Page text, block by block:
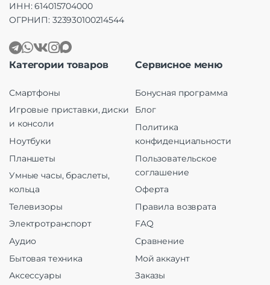
ИНН: 614015704000
ОГРНИП: 323930100214544
Категории товаров
Смартфоны
Игровые приставки, диски
и консоли
Ноутбуки
Планшеты
Умные часы, браслеты,
кольца
Телевизоры
Электротранспорт
Аудио
Бытовая техника
Аксессуары
Сервисное меню
Бонусная программа
Блог
Политика
конфиденциальности
Пользовательское
соглашение
Оферта
Правила возврата
FAQ
Сравнение
Мой аккаунт
Заказы